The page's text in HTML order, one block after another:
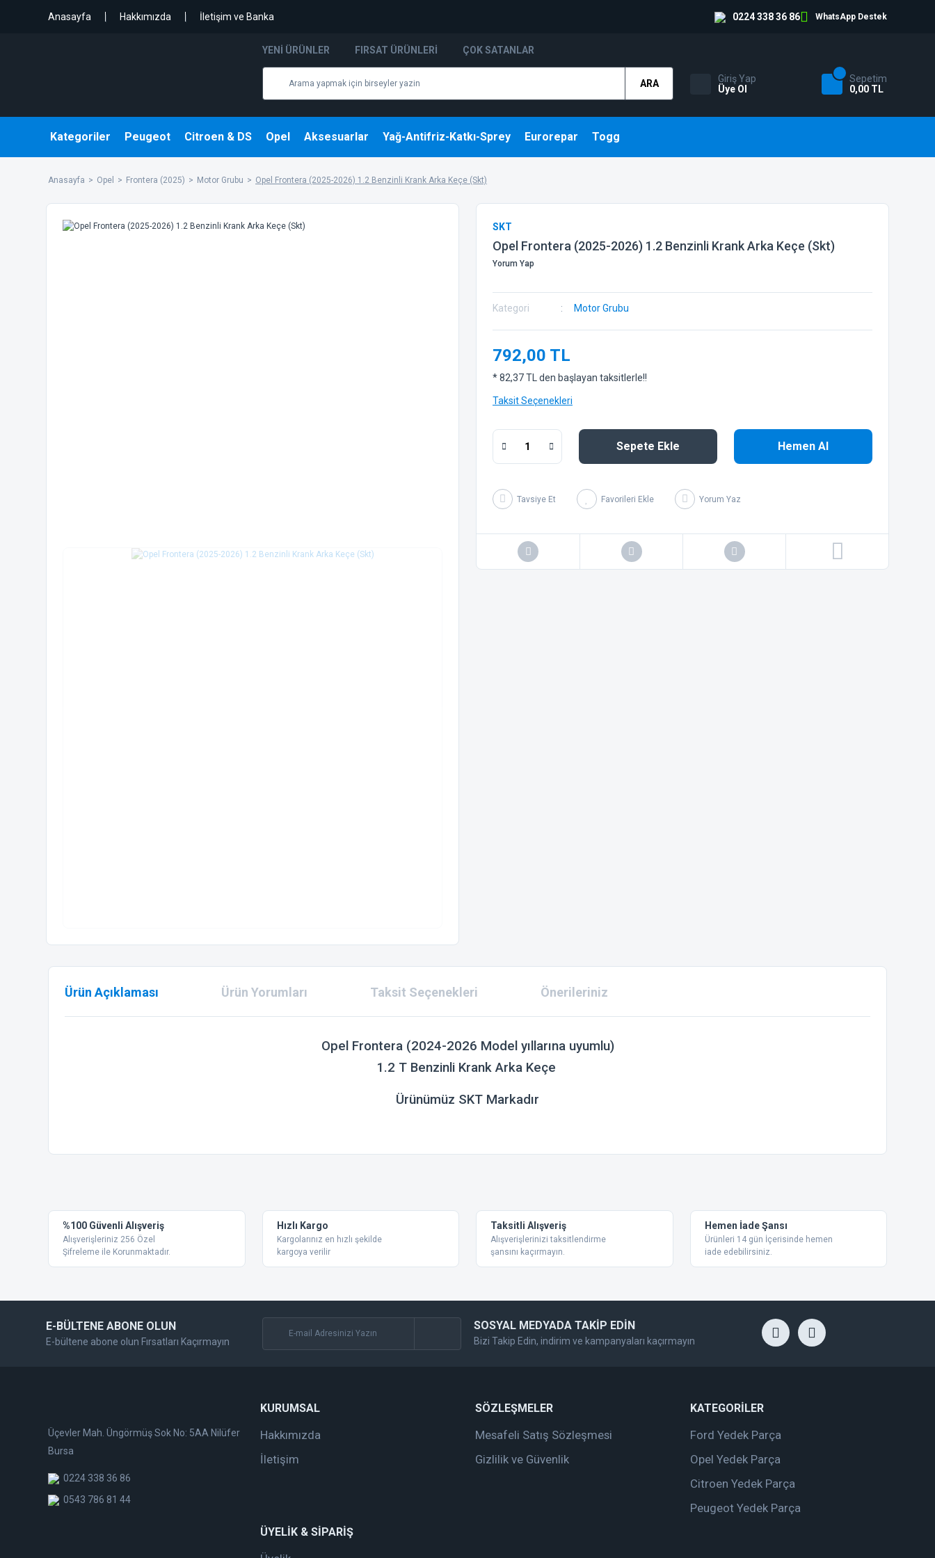
Anasayfa Hakkımızda İletişim ve Banka 0224 338 36 86 WhatsApp Destek
YENI ÜRÜNLER FIRSAT ÜRÜNLERI ÇOK SATANLAR
ARA
Giriş Yap
Üye Ol
Sepetim
0,00 TL
Kategoriler Peugeot Citroen & DS Opel Aksesuarlar Yağ-Antifriz-Katkı-Sprey Eurorepar Togg
Anasayfa Opel Frontera (2025) Motor Grubu Opel Frontera (2025-2026) 1.2 Benzinli Krank Arka Keçe (Skt)
SKT
Opel Frontera (2025-2026) 1.2 Benzinli Krank Arka Keçe (Skt)
Yorum Yap
Kategori Motor Grubu
792,00 TL
* 82,37 TL den başlayan taksitlerle!!
Taksit Seçenekleri
Sepete Ekle Hemen Al
Tavsiye Et Yorum Yaz
Ürün Açıklaması Ürün Yorumları Taksit Seçenekleri Önerileriniz
Opel Frontera (2024-2026 Model yıllarına uyumlu)
1.2 T Benzinli Krank Arka Keçe
Ürünümüz SKT Markadır
Ürün resmi kalitesiz, bozuk veya görüntülenemiyor.
Ürün açıklamasında eksik bilgiler bulunuyor.
Ürün bilgilerinde hatalar bulunuyor.
Ürün fiyatı diğer sitelerden daha pahalı.
%100 Güvenli Alışveriş
Alışverişleriniz 256 Özel
Şifreleme ile Korunmaktadır.
Hızlı Kargo
Kargolarınız en hızlı şekilde
kargoya verilir
Taksitli Alışveriş
Alışverişlerinizi taksitlendirme
şansını kaçırmayın.
Hemen İade Şansı
Ürünleri 14 gün İçerisinde hemen
iade edebilirsiniz.
E-BÜLTENE ABONE OLUN
E-bültene abone olun Fırsatları Kaçırmayın
SOSYAL MEDYADA TAKİP EDİN
Bizi Takip Edin, indirim ve kampanyaları kaçırmayın
Üçevler Mah. Üngörmüş Sok No: 5AA Nilüfer
Bursa
0224 338 36 86
0543 786 81 44
KURUMSAL
Hakkımızda
İletişim
SÖZLEŞMELER
Mesafeli Satış Sözleşmesi
Gizlilik ve Güvenlik
KATEGORİLER
Ford Yedek Parça
Opel Yedek Parça
Citroen Yedek Parça
Peugeot Yedek Parça
ÜYELİK & SİPARİŞ